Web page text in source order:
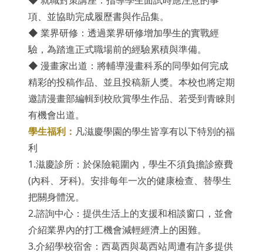
項、並協助完成履歷書與作品集。
◆ 業界研修：透過業界研修增加學生的實戰經
驗，為踏進正式職場前的經驗累積與準備。
◆ 漫畫家出道：將輔導漫畫科系的同學如何完成
精彩的投稿作品、並且投稿新人獎。本校也將定期
邀請漫畫部編輯到校欣賞學生作品、若受到青睞則
有機會出道。
學生福利： 凡滋慶學園的學生皆享有以下特別的福
利
1.滋慶診所：於保險範圍內，學生不須負擔診療費
(內科、牙科)。安排每年一次的健康檢查、替學生
把關身體況。
2.諮詢中心：提供生活上的支援和相談窗口，並會
介紹業界內的打工機會減輕經濟上的困難。
3.介紹學校宿舍：西葛西與葛西站周遭有許多提供